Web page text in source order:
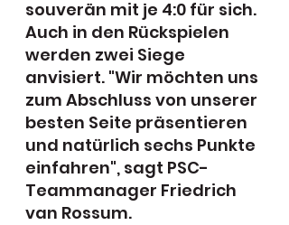
souverän mit je 4:0 für sich.
Auch in den Rückspielen
werden zwei Siege
anvisiert. "Wir möchten uns
zum Abschluss von unserer
besten Seite präsentieren
und natürlich sechs Punkte
einfahren", sagt PSC-
Teammanager Friedrich
van Rossum.